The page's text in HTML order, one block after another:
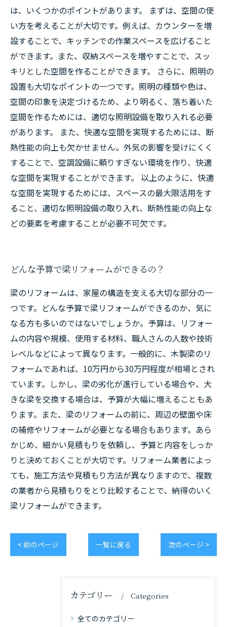
は、いくつかのポイントがあります。 まずは、空間の使
い方を考えることが大切です。例えば、カウンターを増
設することで、キッチンでの作業スペースを広げること
ができます。また、収納スペースを増やすことで、スッ
キリとした空間を作ることができます。 さらに、照明の
設置も大切なポイントの一つです。照明の種類や色は、
空間の印象を決定づけるため、より明るく、落ち着いた
空間を作るためには、適切な照明設備を取り入れる必要
があります。 また、快適な空間を実現するためには、断
熱性能の向上も欠かせません。外気の影響を受けにくく
することで、空調設備に頼りすぎない環境を作り、快適
な空間を実現することができます。 以上のように、快適
な空間を実現するためには、スペースの最大限活用をす
ること、適切な照明設備の取り入れ、断熱性能の向上な
どの要素を考慮することが必要不可欠です。
どんな予算で梁リフォームができるの？
梁のリフォームは、家屋の構造を支える大切な部分の一
つです。どんな予算で梁リフォームができるのか、気に
なる方も多いのではないでしょうか。予算は、リフォー
ムの内容や規模、使用する材料、職人さんの人数や技術
レベルなどによって異なります。一般的に、木製梁のリ
フォームであれば、10万円から30万円程度が相場とされ
ています。しかし、梁の劣化が進行している場合や、大
きな梁を交換する場合は、予算が大幅に増えることもあ
ります。また、梁のリフォームの前に、周辺の壁面や床
の補修やリフォームが必要となる場合もあります。あら
かじめ、細かい見積もりを依頼し、予算と内容をしっか
りと決めておくことが大切です。リフォーム業者によっ
ても、施工方法や見積もり方法が異なりますので、複数
の業者から見積もりをとり比較することで、納得のいく
梁リフォームができます。
< 前のページ 一覧に戻る 次のページ >
カテゴリー Categories
全てのカテゴリー